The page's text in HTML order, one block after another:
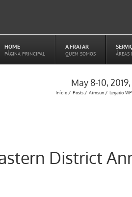
HOME
PÁGINA PRINCIPAL
A FRATAR
QUEM SOMOS ÁREAS
May 8-10,
Início Posts Aimsun Legado
District